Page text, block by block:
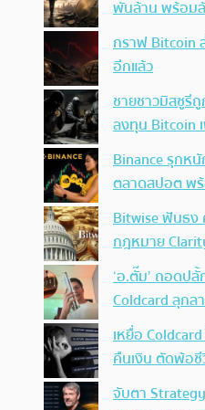
พันล้าน พร้อมลั่
กราฟ Bitcoin
อีกแล้ว
ชายชาวมิสซูรี
ลงทุน Bitcoin
Binance รุกห
ตลาดสปอต พ
Bitwise ฟันธง
กฎหมาย
‘อ.ตั๊ม’ ถอดป
Coldcard ลุก
เหยื่อ
คืนเงิน ตัดพ้อ
จับตา